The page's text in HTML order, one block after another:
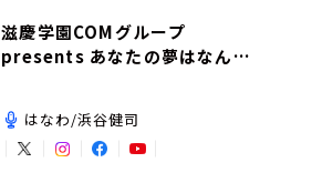
滋慶学園COMグループ
presents あなたの夢はなんで
はなわ/浜谷健司